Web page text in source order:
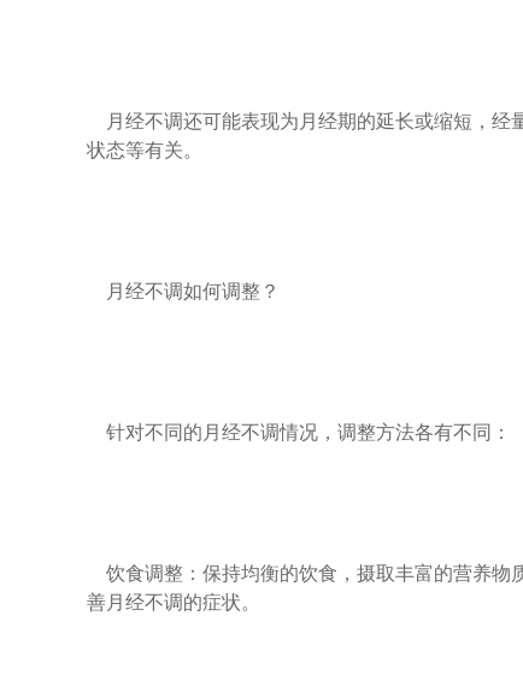
月经不调还可能表现为月经期的延长或缩短，经
状态等有关。
月经不调如何调整？
针对不同的月经不调情况，调整方法各有不同：
饮食调整：保持均衡的饮食，摄取丰富的营养物
善月经不调的症状。